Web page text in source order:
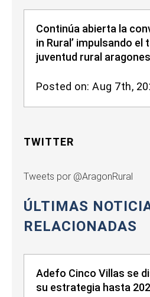
Continúa abierta la
in Rural’ impulsando el
juventud rural
Posted on: Aug 7th,
TWITTER
Tweets por @AragonRural
ÚLTIMAS
RELACIONADAS
Adefo Cinco Villas se
su estrategia hasta